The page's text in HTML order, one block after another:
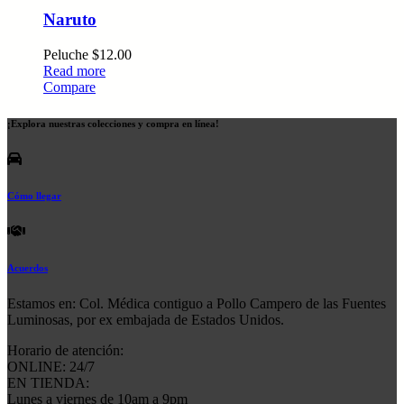
Naruto
Peluche $12.00
Read more
Compare
¡Explora nuestras colecciones y compra en línea!
Cómo llegar
Acuerdos
Estamos en: Col. Médica contiguo a Pollo Campero de las Fuentes
Luminosas, por ex embajada de Estados Unidos.
Horario de atención:
ONLINE: 24/7
EN TIENDA:
Lunes a viernes de 10am a 9pm